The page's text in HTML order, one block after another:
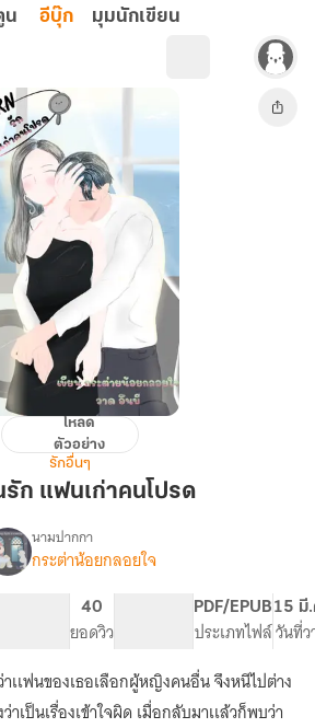
น อีบุ๊ก มุมนักเขียน
โหลด
ตัวอย่าง
รักอื่นๆ
รัก แฟนเก่าคนโปรด
เรื่อง
เทิร์
นรัก
แฟน
คน
โปรด
นามปากกา
กระต่าน้อยกลอยใจ
40
ยอดวิว
PDF/EPUB
ประเภทไฟล์
15 มี
วันที่ว
เเฟนของเธอเลือกผู้หญิงคนอื่น จึงหนีไปต่าง
าเป็นเรื่องเข้าใจผิด เมื่อกลับมาเเล้วก็พบว่า